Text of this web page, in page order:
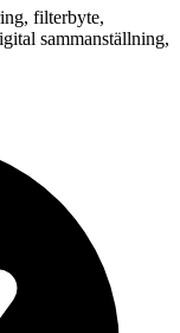
filterbyte,
sammanställning,